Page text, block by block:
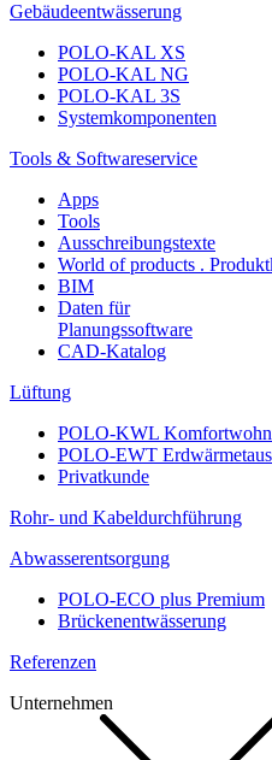
Gebäudeentwässerung
POLO-KAL XS
POLO-KAL NG
POLO-KAL 3S
Systemkomponenten
Tools & Softwareservice
Apps
Tools
Ausschreibungstexte
World of products .
BIM
Daten für
Planungssoftware
CAD-Katalog
Lüftung
POLO-KWL
POLO-EWT
Privatkunde
Rohr- und Kabeldurchführung
Abwasserentsorgung
POLO-ECO plus Premium
Brückenentwässerung
Referenzen
Unternehmen